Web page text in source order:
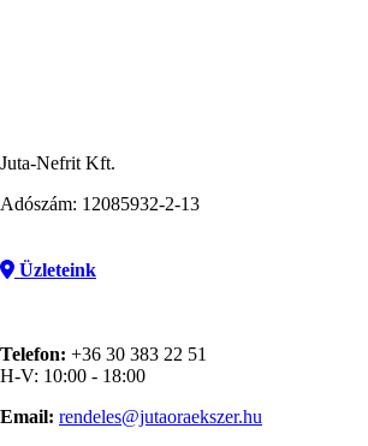
Juta-Nefrit Kft.
Adószám: 12085932-2-13
Üzleteink
Telefon: +36 30 383 22 51
H-V: 10:00 - 18:00
Email: rendeles@jutaoraekszer.hu